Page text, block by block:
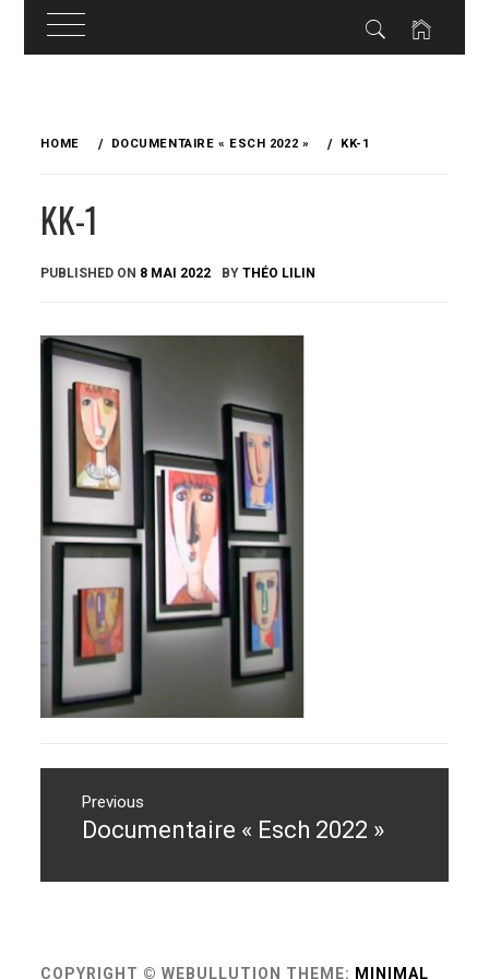
HOME DOCUMENTAIRE « ESCH 2022 » KK-1
KK-1
PUBLISHED ON 8 MAI 2022 BYTHÉO LILIN
Navigation
l’article
Previous
Previous
Documentaire « Esch 2022 »
COPYRIGHT © WEBULLUTION THEME: MINIMAL